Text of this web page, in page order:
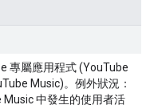
專屬應用程式 (YouTube
Music)。例外狀況：
Music 中發生的使用者活